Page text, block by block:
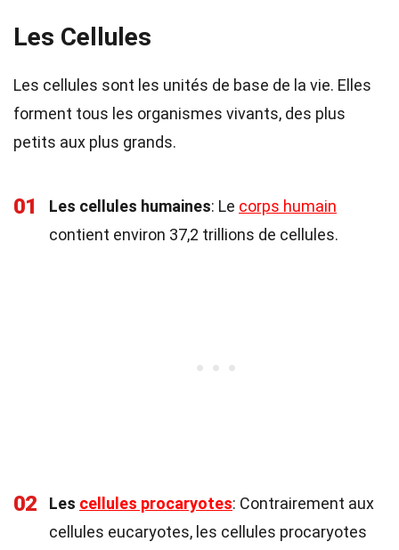
Les Cellules
Les cellules sont les unités de base de la vie. Elles
forment tous les organismes vivants, des plus
petits aux plus grands.
01 Les cellules humaines: Le corps humain
contient environ 37,2 trillions de cellules.
02 Les cellules procaryotes: Contrairement aux
cellules eucaryotes, les cellules procaryotes